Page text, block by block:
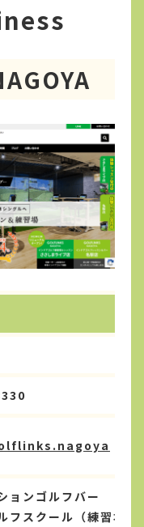
ョンゴルフバー
フスクール（練習場）